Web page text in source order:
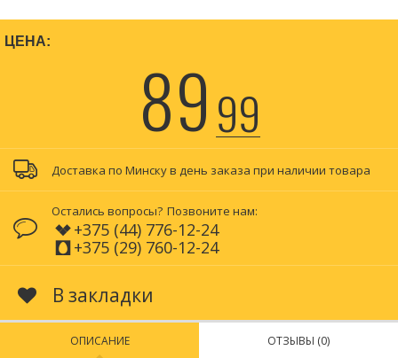
ЦЕНА:
8999
Доставка по Минску в день заказа при наличии товара
Остались вопросы? Позвоните нам:
+375 (44) 776-12-24
+375 (29) 760-12-24
В закладки
ОПИСАНИЕ ОТЗЫВЫ (0)